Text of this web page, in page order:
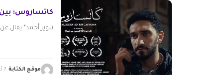
كاتساروس: بين
تنوير أحمد* يقال عن
موقع الكتابة 7 أغسطس 2026